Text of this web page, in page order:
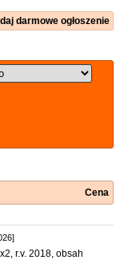
darmowe ogłoszenie
Cena
r.v. 2018, obsah